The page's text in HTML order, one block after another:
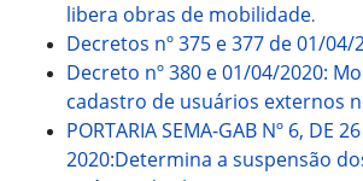
libera obras de mobilidade.
Decretos nº 375 e 377 de 01/04/
Decreto nº 380 e 01/04/2020:
cadastro de usuários externos
PORTARIA SEMA-GAB Nº 6, DE
2020:Determina a suspensão